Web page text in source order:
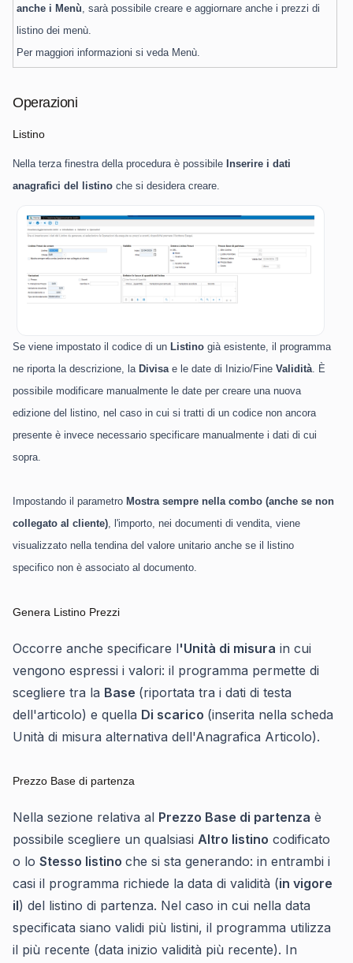
anche i Menù , sarà possibile creare e aggiornare anche i prezzi di
listino dei menù.
Per maggiori informazioni si veda Menù.
Operazioni
Listino
Nella terza finestra della procedura è possibile Inserire i dati
anagrafici del listino che si desidera creare.
Se viene impostato il codice di un Listino già esistente, il programma
ne riporta la descrizione, la Divisa e le date di Inizio/Fine Validità. È
possibile modificare manualmente le date per creare una nuova
edizione del listino, nel caso in cui si tratti di un codice non ancora
presente è invece necessario specificare manualmente i dati di cui
sopra.
Impostando il parametro Mostra sempre nella combo (anche se non
collegato al cliente), l'importo, nei documenti di vendita, viene
visualizzato nella tendina del valore unitario anche se il listino
specifico non è associato al documento.
Genera Listino Prezzi
Occorre anche specificare l'Unità di misura in cui
vengono espressi i valori: il programma permette di
scegliere tra la Base (riportata tra i dati di testa
dell'articolo) e quella Di scarico (inserita nella scheda
Unità di misura alternativa dell'Anagrafica Articolo).
Prezzo Base di partenza
Nella sezione relativa al Prezzo Base di partenza è
possibile scegliere un qualsiasi Altro listino codificato
o lo Stesso listino che si sta generando: in entrambi i
casi il programma richiede la data di validità (in vigore
il) del listino di partenza. Nel caso in cui nella data
specificata siano validi più listini, il programma utilizza
il più recente (data inizio validità più recente). In